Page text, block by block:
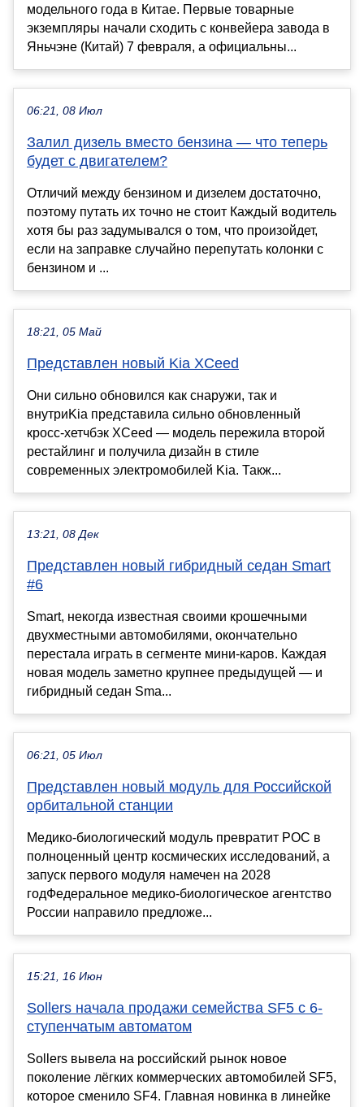
модельного года в Китае. Первые товарные
экземпляры начали сходить с конвейера завода в
Яньчэне (Китай) 7 февраля, а официальны...
06:21, 08 Июл
Залил дизель вместо бензина — что теперь
будет с двигателем?
Отличий между бензином и дизелем достаточно,
поэтому путать их точно не стоит Каждый водитель
хотя бы раз задумывался о том, что произойдет,
если на заправке случайно перепутать колонки с
бензином и ...
18:21, 05 Май
Представлен новый Kia XCeed
Они сильно обновился как снаружи, так и
внутриKia представила сильно обновленный
кросс-хетчбэк XCeed — модель пережила второй
рестайлинг и получила дизайн в стиле
современных электромобилей Kia. Такж...
13:21, 08 Дек
Представлен новый гибридный седан Smart
#6
Smart, некогда известная своими крошечными
двухместными автомобилями, окончательно
перестала играть в сегменте мини-каров. Каждая
новая модель заметно крупнее предыдущей — и
гибридный седан Sma...
06:21, 05 Июл
Представлен новый модуль для Российской
орбитальной станции
Медико-биологический модуль превратит РОС в
полноценный центр космических исследований, а
запуск первого модуля намечен на 2028
годФедеральное медико-биологическое агентство
России направило предложе...
15:21, 16 Июн
Sollers начала продажи семейства SF5 с 6-
ступенчатым автоматом
Sollers вывела на российский рынок новое
поколение лёгких коммерческих автомобилей SF5,
которое сменило SF4. Главная новинка в линейке